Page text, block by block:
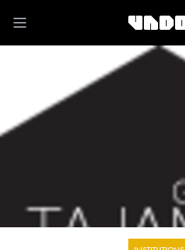
Open main menu